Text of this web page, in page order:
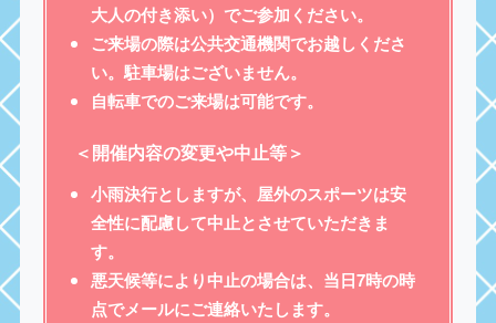
大人の付き添い）でご参加ください。
ご来場の際は公共交通機関でお越しくださ
い。駐車場はございません。
自転車でのご来場は可能です。
＜開催内容の変更や中止等＞
小雨決行としますが、屋外のスポーツは安
全性に配慮して中止とさせていただきま
す。
悪天候等により中止の場合は、当日7時の時
点でメールにご連絡いたします。